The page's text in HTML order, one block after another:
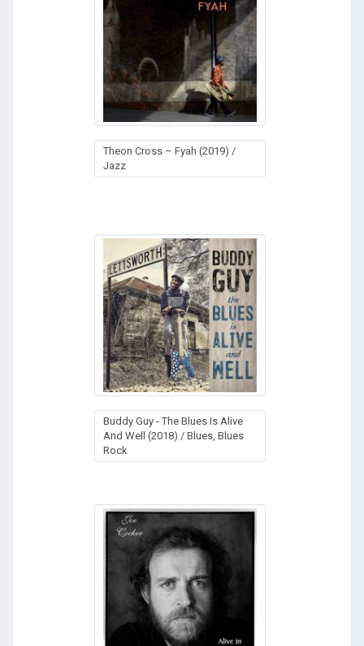
Theon Cross – Fyah (2019) /
Jazz
Buddy Guy - The Blues Is Alive
And Well (2018) / Blues, Blues
Rock